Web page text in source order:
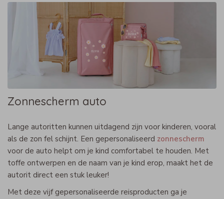
Zonnescherm auto
Lange autoritten kunnen uitdagend zijn voor kinderen, vooral
als de zon fel schijnt. Een gepersonaliseerd zonnescherm
voor de auto helpt om je kind comfortabel te houden. Met
toffe ontwerpen en de naam van je kind erop, maakt het de
autorit direct een stuk leuker!
Met deze vijf gepersonaliseerde reisproducten ga je